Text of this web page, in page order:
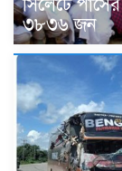
সিলেটে
৩৮৩৬ জন